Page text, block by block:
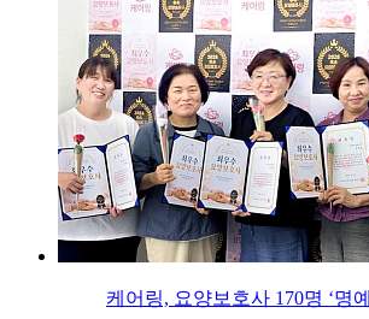
케어링, 요양보호사 170명 ‘명